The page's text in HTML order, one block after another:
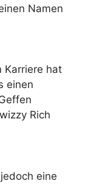
Namen
Karriere hat
einen
Rich
eine